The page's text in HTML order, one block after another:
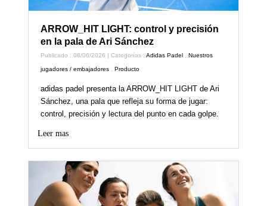
ARROW_HIT LIGHT: control y precisión
en la pala de Ari Sánchez
Publicado : 08/06/2026 | Categorías :Adidas Padel ,Nuestros
jugadores / embajadores ,Producto
adidas padel presenta la ARROW_HIT LIGHT de Ari
Sánchez, una pala que refleja su forma de jugar:
control, precisión y lectura del punto en cada golpe.
Leer mas